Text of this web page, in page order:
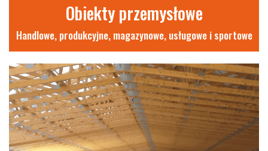
Obiekty przemysłowe
Handlowe, produkcyjne, magazynowe, usługowe i sportowe